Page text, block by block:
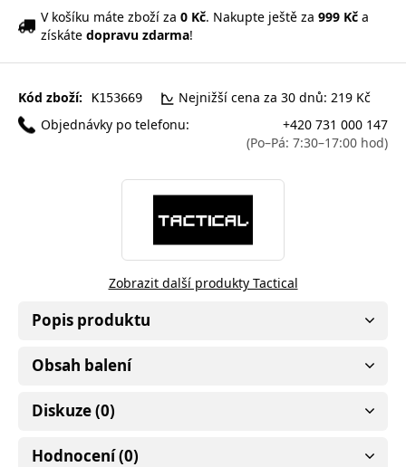
V košíku máte zboží za 0 Kč. Nakupte ještě za 999 Kč a
získáte dopravu zdarma!
Kód zboží: K153669
Nejnižší cena za 30 dnů: 219 Kč
Objednávky po telefonu:
+420 731 000 147
(Po–Pá: 7:30–17:00 hod)
Zobrazit další produkty Tactical
Popis produktu
Obsah balení
Diskuze (0)
Hodnocení (0)